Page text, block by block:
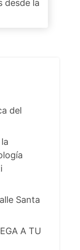
desde la
del
Santa
A TU